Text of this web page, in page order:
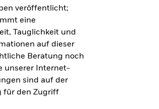
veröffentlicht;
eine
Tauglichkeit und
auf dieser
Beratung noch
unserer Internet-
sind auf der
für den Zugriff